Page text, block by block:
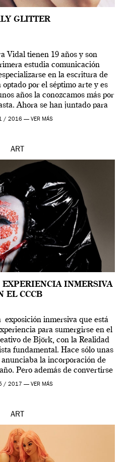
GLITTER
Vidal tienen 19 años y son
estudia comunicación
en la escritura de
por el séptimo arte y es
años la conozcamos más por
Ahora se han juntado para
una […]
/ 2016 — VER MÁS
ART
INMERSIVA
EL CCCB
exposición inmersiva que está
para sumergirse en el
de Björk, con la Realidad
fundamental. Hace sólo unas
la incorporación de
Pero además de convertirse
más relevantes […]
/ 2017 — VER MÁS
ART